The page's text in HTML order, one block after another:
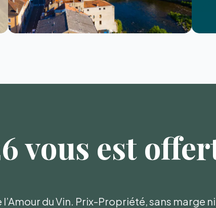
vous est
du Vin. Prix-Propriété, sans marge